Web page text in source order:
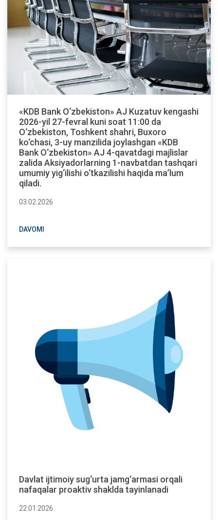
«KDB Bank O‘zbekiston» AJ Kuzatuv kengashi
2026-yil 27-fevral kuni soat 11:00 da
O‘zbekiston, Toshkent shahri, Buxoro
ko‘chasi, 3-uy manzilida joylashgan «KDB
Bank O‘zbekiston» AJ 4-qavatdagi majlislar
zalida Aksiyadorlarning 1-navbatdan tashqari
umumiy yig‘ilishi o‘tkazilishi haqida ma’lum
qiladi.
03.02.2026
DAVOMI
Davlat ijtimoiy sug‘urta jamg‘armasi orqali
nafaqalar proaktiv shaklda tayinlanadi
22.01.2026